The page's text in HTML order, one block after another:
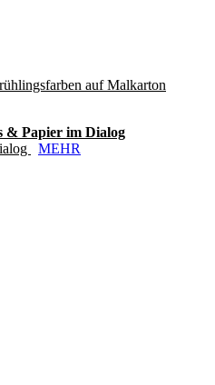
auf Malkarton
& Papier im Dialog
MEHR